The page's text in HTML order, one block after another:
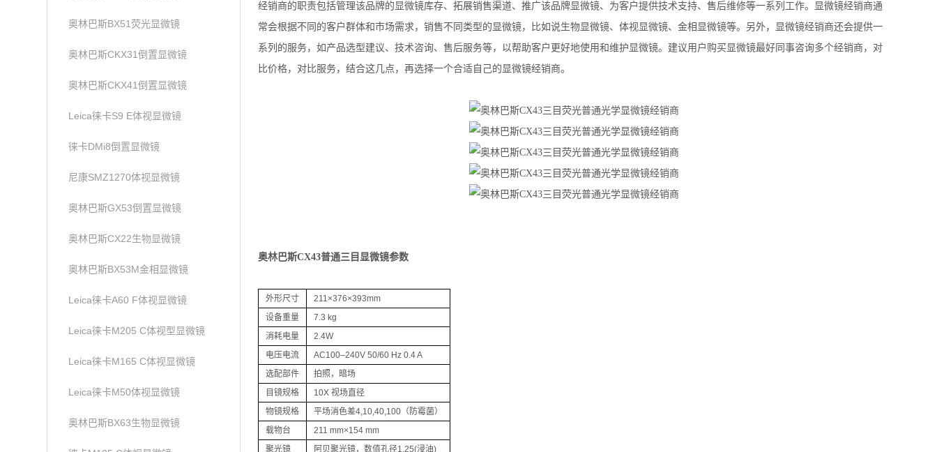
奥林巴斯BX51荧光显微镜
奥林巴斯CKX31倒置显微镜
奥林巴斯CKX41倒置显微镜
Leica徕卡S9 E体视显微镜
徕卡DMi8倒置显微镜
尼康SMZ1270体视显微镜
奥林巴斯GX53倒置显微镜
奥林巴斯CX22生物显微镜
奥林巴斯BX53M金相显微镜
Leica徕卡A60 F体视显微镜
Leica徕卡M205 C体视型显微镜
Leica徕卡M165 C体视显微镜
Leica徕卡M50体视显微镜
奥林巴斯BX63生物显微镜
经销商的职责包括管理该品牌的显微镜库存、拓展销售渠道、推广该品牌显微镜、为客户提供技术支持、售后维修等一系列工作。显微镜经销商通
常会根据不同的客户群体和市场需求，销售不同类型的显微镜，比如说生物显微镜、体视显微镜、金相显微镜等。另外，显微镜经销商还会提供一
系列的服务，如产品选型建议、技术咨询、售后服务等，以帮助客户更好地使用和维护显微镜。建议用户购买显微镜最好同事咨询多个经销商，对
比价格，对比服务，结合这几点，再选择一个合适自己的显微镜经销商。
奥林巴斯CX43普通三目显微镜参数
外形尺寸
211×376×393mm
设备重量
7.3 kg
消耗电量
2.4W
电压电流
AC100‒240V 50/60 Hz 0.4 A
选配部件
拍照，暗场
目镜规格
10X 视场直径
物镜规格
平场消色差4,10,40,100（防霉菌）
载物台
211 mm×154 mm
聚光镜
阿贝聚光镜，数值孔径1.25(浸油)